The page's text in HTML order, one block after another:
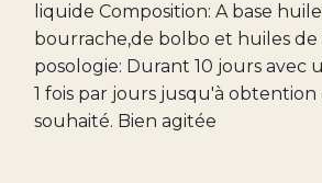
liquide Composition: A base
bourrache,de bolbo et huiles de
posologie: Durant 10 jours avec
1 fois par jours jusqu'à
souhaité. Bien agitée